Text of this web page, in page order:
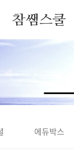
참쌤스쿨
◀
에듀박스